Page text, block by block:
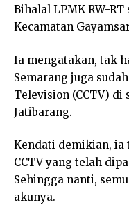
Bihalal LPMK RW-
Kecamatan
Ia mengatakan, tak
Semarang juga
Television (CCTV)
Jatibarang.
Kendati demikian, ia
CCTV yang telah
Sehingga nanti,
akunya.